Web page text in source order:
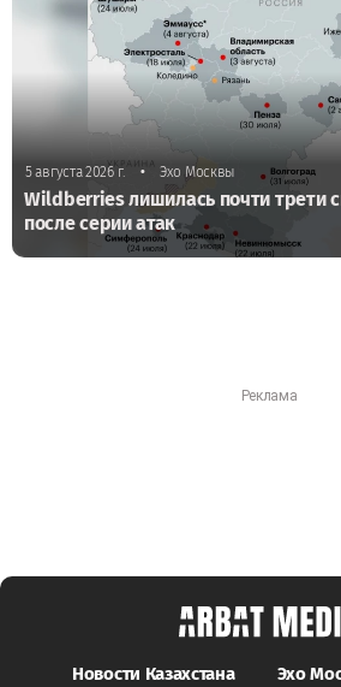
5 августа 2026 г. • Эхо Москвы
Wildberries лишилась почти трети
после серии атак
Новости Казахстана Эхо